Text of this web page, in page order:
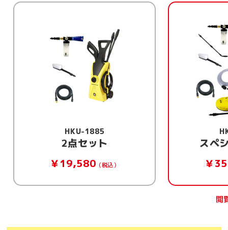
HKU-1885
スペシャルセット
￥35,530 （税込）
標
￥